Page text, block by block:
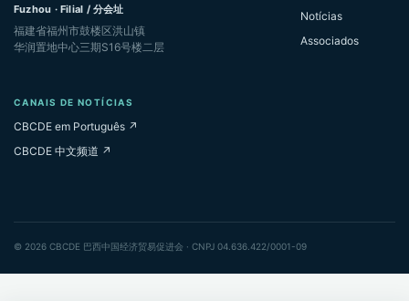
Fuzhou · Filial / 分会址
福建省福州市鼓楼区洪山镇
华润置地中心三期S16号楼二层
Notícias
Associados
CANAIS DE NOTÍCIAS
CBCDE em Português ↗
CBCDE 中文频道 ↗
© 2026 CBCDE 巴西中国经济贸易促进会 · CNPJ 04.636.422/0001-09